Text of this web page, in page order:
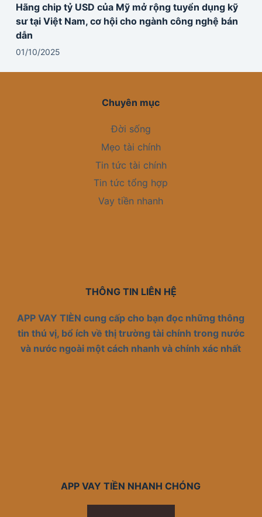
Hãng chip tỷ USD của Mỹ mở rộng tuyển dụng kỹ
sư tại Việt Nam, cơ hội cho ngành công nghệ bán
dẫn
01/10/2025
Chuyên mục
Đời sống
Mẹo tài chính
Tin tức tài chính
Tin tức tổng hợp
Vay tiền nhanh
THÔNG TIN LIÊN HỆ
APP VAY TIÈN cung cấp cho bạn đọc những thông
tin thú vị, bổ ích về thị trường tài chính trong nước
và nước ngoài một cách nhanh và chính xác nhất
APP VAY TIỀN NHANH CHÓNG